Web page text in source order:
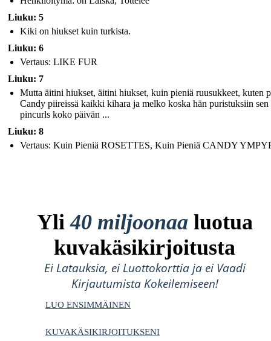
Liuku: 5
Kiki on hiukset kuin turkista.
Liuku: 6
Vertaus: LIKE FUR
Liuku: 7
Mutta äitini hiukset, äitini hiukset, kuin pieniä ruusukkeet, kuten
Candy piireissä kaikki kihara ja melko koska hän puristuksiin sen
pincurls koko päivän ...
Liuku: 8
Vertaus: Kuin Pieniä ROSETTES, Kuin Pieniä CANDY
Yli40 miljoonaa luotua
kuvakäsikirjoitusta
Ei Latauksia, ei Luottokorttia ja ei Vaadi
Kirjautumista Kokeilemiseen!
LUO ENSIMMÄINEN
KUVAKÄSIKIRJOITUKSENI